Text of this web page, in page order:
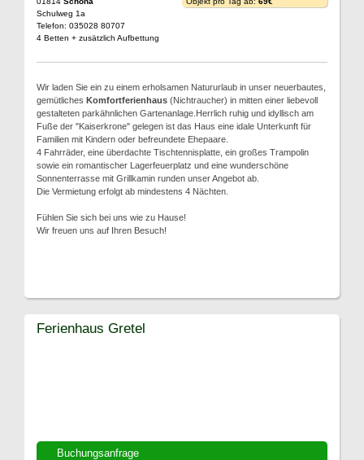
Schulweg 1a
Telefon: 035028 80707
4 Betten + zusätzlich Aufbettung
Wir laden Sie ein zu einem erholsamen Natururlaub in unser neuerbautes,
gemütliches Komfortferienhaus (Nichtraucher) in mitten einer liebevoll
gestalteten parkähnlichen Gartenanlage.Herrlich ruhig und idyllisch am
Fuße der "Kaiserkrone" gelegen ist das Haus eine idale Unterkunft für
Familien mit Kindern oder befreundete Ehepaare.
4 Fahrräder, eine überdachte Tischtennisplatte, ein großes Trampolin
sowie ein romantischer Lagerfeuerplatz und eine wunderschöne
Sonnenterrasse mit Grillkamin runden unser Angebot ab.
Die Vermietung erfolgt ab mindestens 4 Nächten.
Fühlen Sie sich bei uns wie zu Hause!
Wir freuen uns auf Ihren Besuch!
Buchungsanfrage
Ferienhaus Gretel